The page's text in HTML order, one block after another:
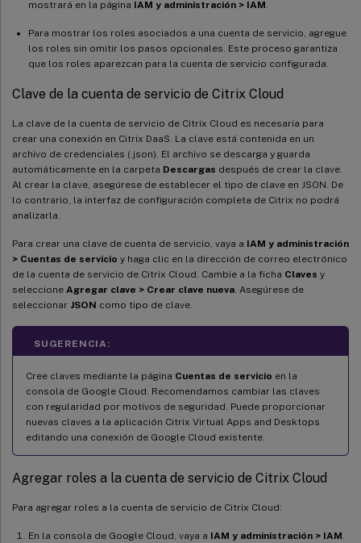
mostrará en la página IAM y administración > IAM
Para mostrar los roles asociados a una cuenta de servicio, agregue
los roles sin omitir los pasos opcionales. Este proceso garantiza
que los roles aparezcan para la cuenta de servicio configurada.
Clave de la cuenta de servicio de Citrix Cloud
La clave de la cuenta de servicio de Citrix Cloud es necesaria para
crear una conexión en Citrix DaaS. La clave está contenida en un
archivo de credenciales (.json). El archivo se descarga y guarda
automáticamente en la carpeta Descargas después de crear la clave.
Al crear la clave, asegúrese de establecer el tipo de clave en JSON. De
lo contrario, la interfaz de configuración completa de Citrix no podrá
analizarla.
Para crear una clave de cuenta de servicio, vaya a IAM y administración
> Cuentas de servicio y haga clic en la dirección de correo electrónico
de la cuenta de servicio de Citrix Cloud. Cambie a la ficha Claves y
seleccione Agregar clave > Crear clave nueva . Asegúrese de
seleccionar JSON como tipo de clave.
SUGERENCIA:
Cree claves mediante la página Cuentas de servicio en la
consola de Google Cloud. Recomendamos cambiar las claves
con regularidad por motivos de seguridad. Puede proporcionar
nuevas claves a la aplicación Citrix Virtual Apps and Desktops
editando una conexión de Google Cloud existente.
Agregar roles a la cuenta de servicio de Citrix Cloud
Para agregar roles a la cuenta de servicio de Citrix Cloud:
En la consola de Google Cloud, vaya a IAM y administración > IAM